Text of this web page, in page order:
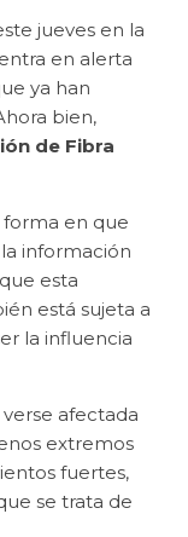
jueves en la
en alerta
ya han
bien,
de Fibra
en que
información
esta
está sujeta a
la influencia
afectada
extremos
fuertes,
se trata de